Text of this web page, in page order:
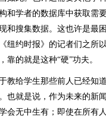
和学者的数据库中获取需
和搜集数据。这也许是最
纽约时报》的记者们之所
靠的就是这种“硬”功夫。
给学生那些前人已经知
也就是说，作为未来的新
会无中生有；即使在所有